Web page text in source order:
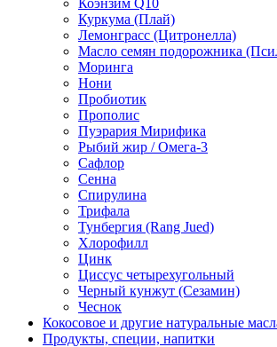
Коэнзим Q10
Куркума (Плай)
Лемонграсс (Цитронелла)
Масло семян подорожника
Моринга
Нони
Пробиотик
Прополис
Пуэрария Мирифика
Рыбий жир / Омега-3
Сафлор
Сенна
Спирулина
Трифала
Тунбергия (Rang Jued)
Хлорофилл
Цинк
Циссус четырехугольный
Черный кунжут (Сезамин)
Чеснок
Кокосовое и другие натуральные
Продукты, специи, напитки